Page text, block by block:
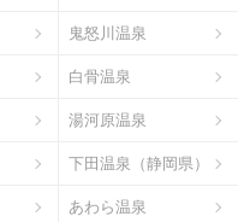
鬼怒川温泉
白骨温泉
湯河原温泉
下田温泉（静岡県）
あわら温泉